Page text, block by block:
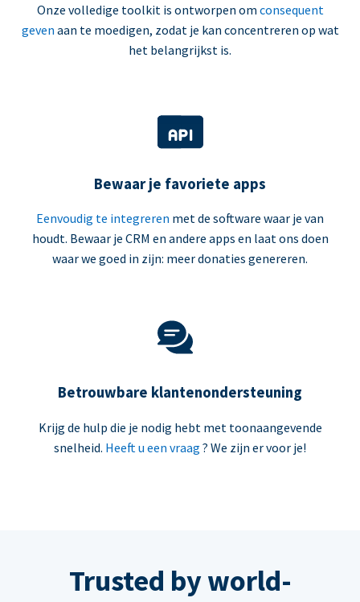
Onze volledige toolkit is ontworpen om consequent
geven aan te moedigen, zodat je kan concentreren op wat
het belangrijkst is.
Bewaar je favoriete apps
Eenvoudig te integreren met de software waar je van
houdt. Bewaar je CRM en andere apps en laat ons doen
waar we goed in zijn: meer donaties genereren.
Betrouwbare klantenondersteuning
Krijg de hulp die je nodig hebt met toonaangevende
snelheid. Heeft u een vraag ? We zijn er voor je!
Trusted by world-